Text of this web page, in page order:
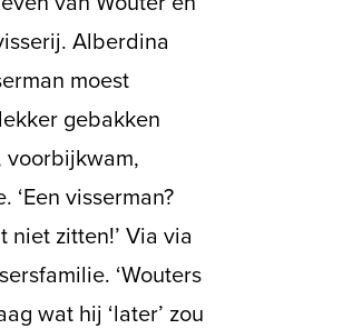
Alberdina
moest
gebakken
voorbijkwam,
visserman?
niet zitten!’ Via via
‘Wouters
wat hij ‘later’ zou